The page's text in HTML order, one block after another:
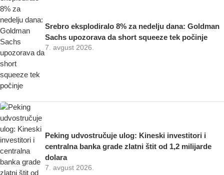
Srebro eksplodiralo 8% za nedelju dana: Goldman
Sachs upozorava da short squeeze tek počinje
7. avgust 2026.
Peking udvostručuje ulog: Kineski investitori i
centralna banka grade zlatni štit od 1,2 milijarde
dolara
7. avgust 2026.